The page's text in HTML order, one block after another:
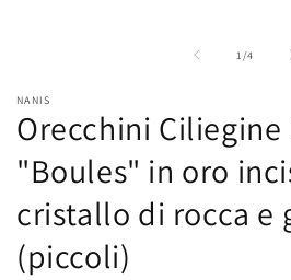
modale
1/su
4
NANIS
Orecchini
"Boules" in oro
cristallo di rocca e
(piccoli)